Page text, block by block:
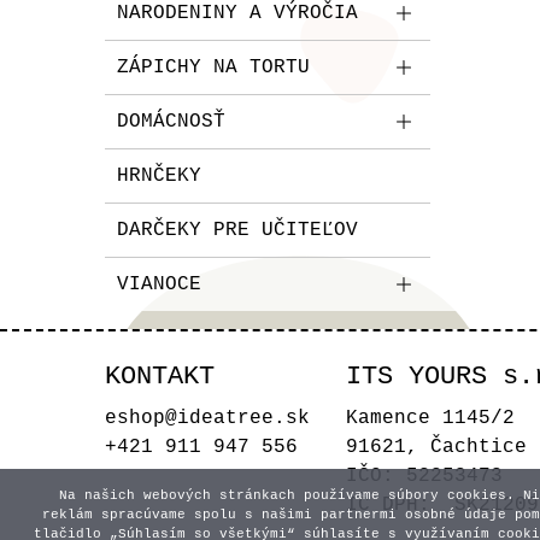
NARODENINY A VÝROČIA
ZÁPICHY NA TORTU
DOMÁCNOSŤ
HRNČEKY
DARČEKY PRE UČITEĽOV
VIANOCE
KONTAKT
eshop@ideatree.sk
+421 911 947 556
ITS YOURS
Kamence 1145/2
91621, Čachtice
IČO: 52253473
IČ DPH:
Na našich webových stránkach používame súbory
reklám spracúvame spolu s našimi partnermi osobné údaje
tlačidlo „Súhlasím so všetkými“ súhlasíte s využívaním